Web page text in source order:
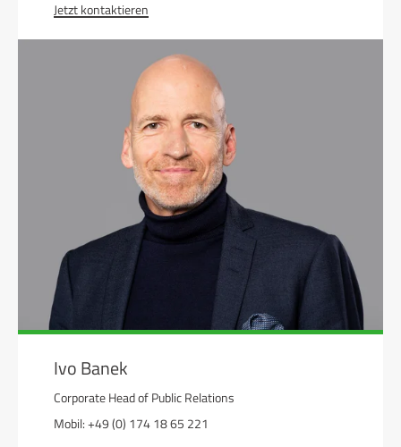
Jetzt kontaktieren
Ivo Banek
Corporate Head of Public Relations
Mobil: +49 (0) 174 18 65 221